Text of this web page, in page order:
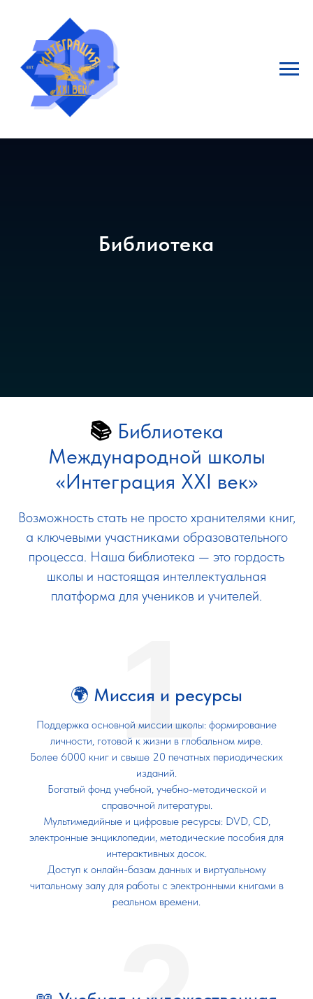
Библиотека
📚 Библиотека
Международной школы
«Интеграция XXI век»
Возможность стать не просто хранителями книг,
а ключевыми участниками образовательного
процесса. Наша библиотека — это гордость
школы и настоящая интеллектуальная
платформа для учеников и учителей.
🌍 Миссия и ресурсы
Поддержка основной миссии школы: формирование
личности, готовой к жизни в глобальном мире.
Более 6000 книг и свыше 20 печатных периодических
изданий.
Богатый фонд учебной, учебно-методической и
справочной литературы.
Мультимедийные и цифровые ресурсы: DVD, CD,
электронные энциклопедии, методические пособия для
интерактивных досок.
Доступ к онлайн-базам данных и виртуальному
читальному залу для работы с электронными книгами в
реальном времени.
1